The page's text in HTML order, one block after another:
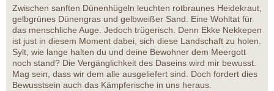
Zwischen sanften Dünenhügeln leuchten rotbraunes Heidekraut,
gelbgrünes Dünengras und gelbweißer Sand. Eine Wohltat für
das menschliche Auge. Jedoch trügerisch. Denn Ekke Nekkepen
ist just in diesem Moment dabei, sich diese Landschaft zu holen.
Sylt, wie lange halten du und deine Bewohner dem Meergott
noch stand? Die Vergänglichkeit des Daseins wird mir bewusst.
Mag sein, dass wir dem alle ausgeliefert sind. Doch fordert dies
Bewusstsein auch das Kämpferische in uns heraus.